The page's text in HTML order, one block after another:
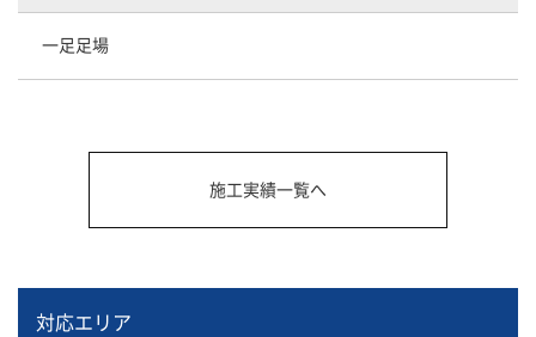
一足足場
施工実績一覧へ
対応エリア